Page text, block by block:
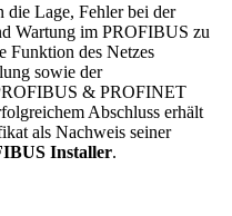
die Lage, Fehler bei der
Wartung im PROFIBUS zu
Funktion des Netzes
sowie der
& PROFINET
Abschluss erhält
als Nachweis seiner
Installer.